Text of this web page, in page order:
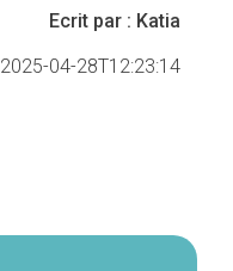
Ecrit par : Katia
2025-04-28T12:23:14